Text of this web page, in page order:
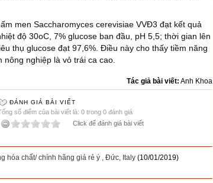
men Saccharomyces cerevisiae VVĐ3 đạt kết quả
độ 30oC, 7% glucose ban đầu, pH 5,5; thời gian lên
thụ glucose đạt 97,6%. Điều này cho thấy tiềm năng
nghiệp là vỏ trái ca cao.
Tác giả bài viết: Anh Khoa
ĐÁNH GIÁ BÀI VIẾT
số điểm của bài viết là: 0 trong 0 đánh giá
Click để đánh giá bài viết
hóa chất/ chính hãng giá rẻ ý , Đức, Italy (10/01/2019)